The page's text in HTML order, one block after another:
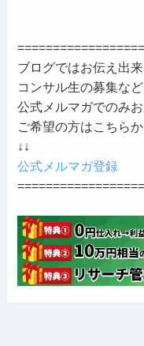
==================
ブログではお伝え出
コンサル生の募集な
公式メルマガでのみ
ご希望の方はこちら
↓↓
公式メルマガ登録
==================